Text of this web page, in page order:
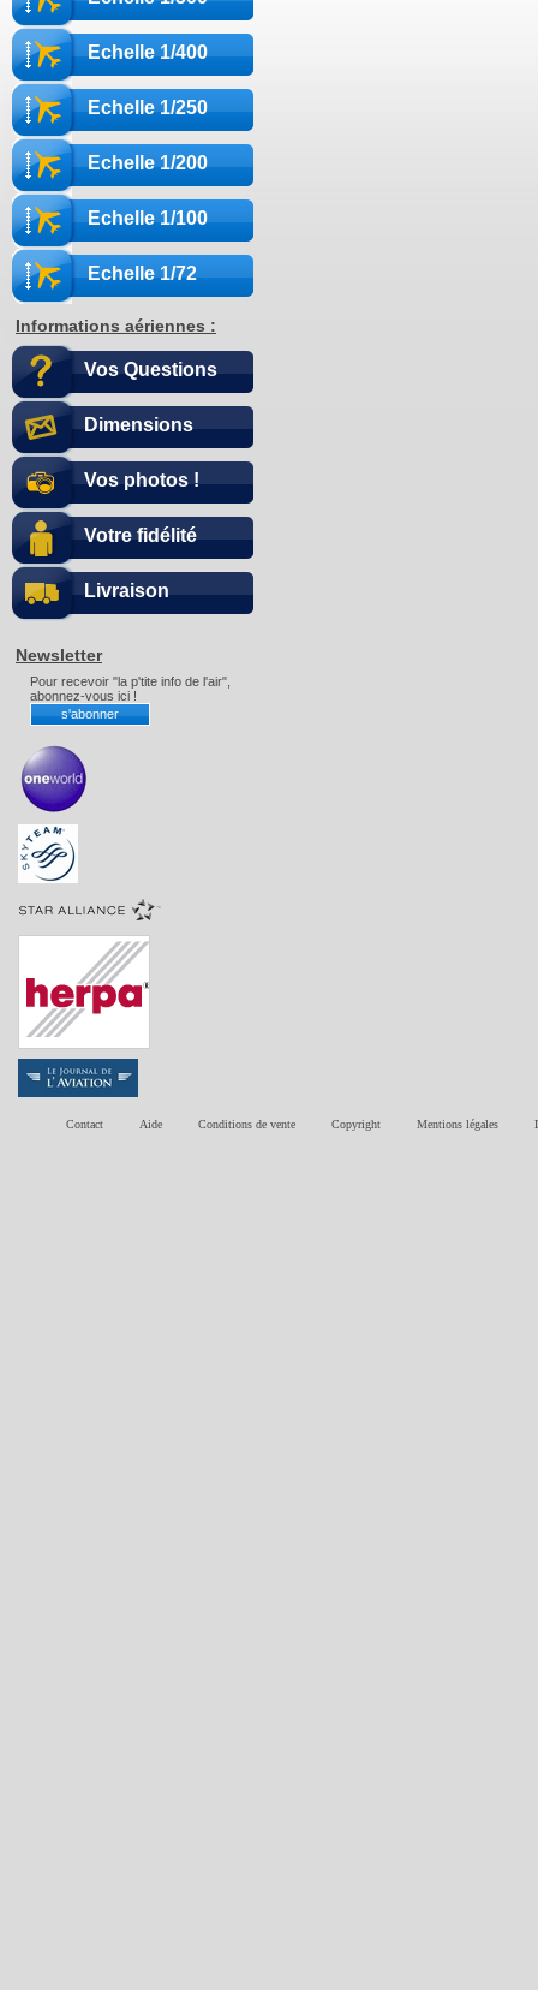
Echelle 1/400
Echelle 1/250
Echelle 1/200
Echelle 1/100
Echelle 1/72
Informations aériennes :
Vos Questions
Dimensions
Vos photos !
Votre fidélité
Livraison
Newsletter
Pour recevoir "la p'tite info de l'air",
abonnez-vous ici !
Contact Aide Conditions de vente Copyright Mentions légales